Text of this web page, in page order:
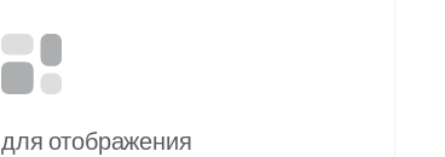
отображения